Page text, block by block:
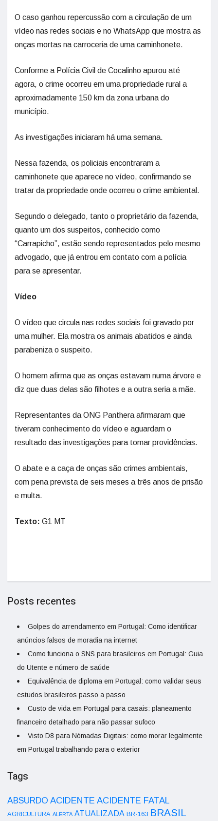
O caso ganhou repercussão com a circulação de um
vídeo nas redes sociais e no WhatsApp que mostra as
onças mortas na carroceria de uma caminhonete.
Conforme a Polícia Civil de Cocalinho apurou até
agora, o crime ocorreu em uma propriedade rural a
aproximadamente 150 km da zona urbana do
município.
As investigações iniciaram há uma semana.
Nessa fazenda, os policiais encontraram a
caminhonete que aparece no vídeo, confirmando se
tratar da propriedade onde ocorreu o crime ambiental.
Segundo o delegado, tanto o proprietário da fazenda,
quanto um dos suspeitos, conhecido como
“Carrapicho”, estão sendo representados pelo mesmo
advogado, que já entrou em contato com a polícia
para se apresentar.
Vídeo
O vídeo que circula nas redes sociais foi gravado por
uma mulher. Ela mostra os animais abatidos e ainda
parabeniza o suspeito.
O homem afirma que as onças estavam numa árvore e
diz que duas delas são filhotes e a outra seria a mãe.
Representantes da ONG Panthera afirmaram que
tiveram conhecimento do vídeo e aguardam o
resultado das investigações para tomar providências.
O abate e a caça de onças são crimes ambientais,
com pena prevista de seis meses a três anos de prisão
e multa.
Texto: G1 MT
Posts recentes
Golpes do arrendamento em Portugal: Como identificar
anúncios falsos de moradia na internet
Como funciona o SNS para brasileiros em Portugal: Guia
do Utente e número de saúde
Equivalência de diploma em Portugal: como validar seus
estudos brasileiros passo a passo
Custo de vida em Portugal para casais: planeamento
financeiro detalhado para não passar sufoco
Visto D8 para Nómadas Digitais: como morar legalmente
em Portugal trabalhando para o exterior
Tags
ABSURDO ACIDENTE ACIDENTE FATAL
AGRICULTURA ALERTA ATUALIZADA BR-163 BRASIL